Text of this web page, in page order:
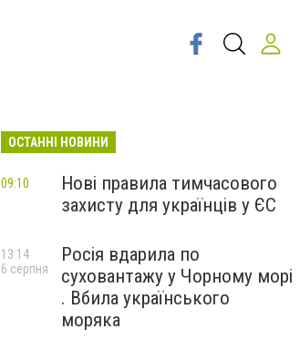
ОСТАННІ НОВИНИ
Нові правила тимчасового
захисту для українців у ЄС
09:10
Росія вдарила по
суховантажу у Чорному морі
. Вбила українського
моряка
13:14
6 серпня